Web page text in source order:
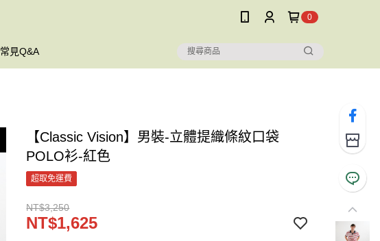
0
常見Q&A
【Classic Vision】男裝-立體提織條紋口袋
POLO衫-紅色
超取免運費
NT$3,250
NT$1,625